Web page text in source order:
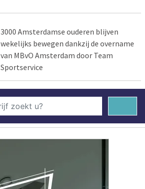
3000 Amsterdamse ouderen blijven
wekelijks bewegen dankzij de overname
van MBvO Amsterdam door Team
Sportservice